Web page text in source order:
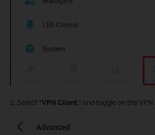
2. Select "VPN Client," and toggle on the